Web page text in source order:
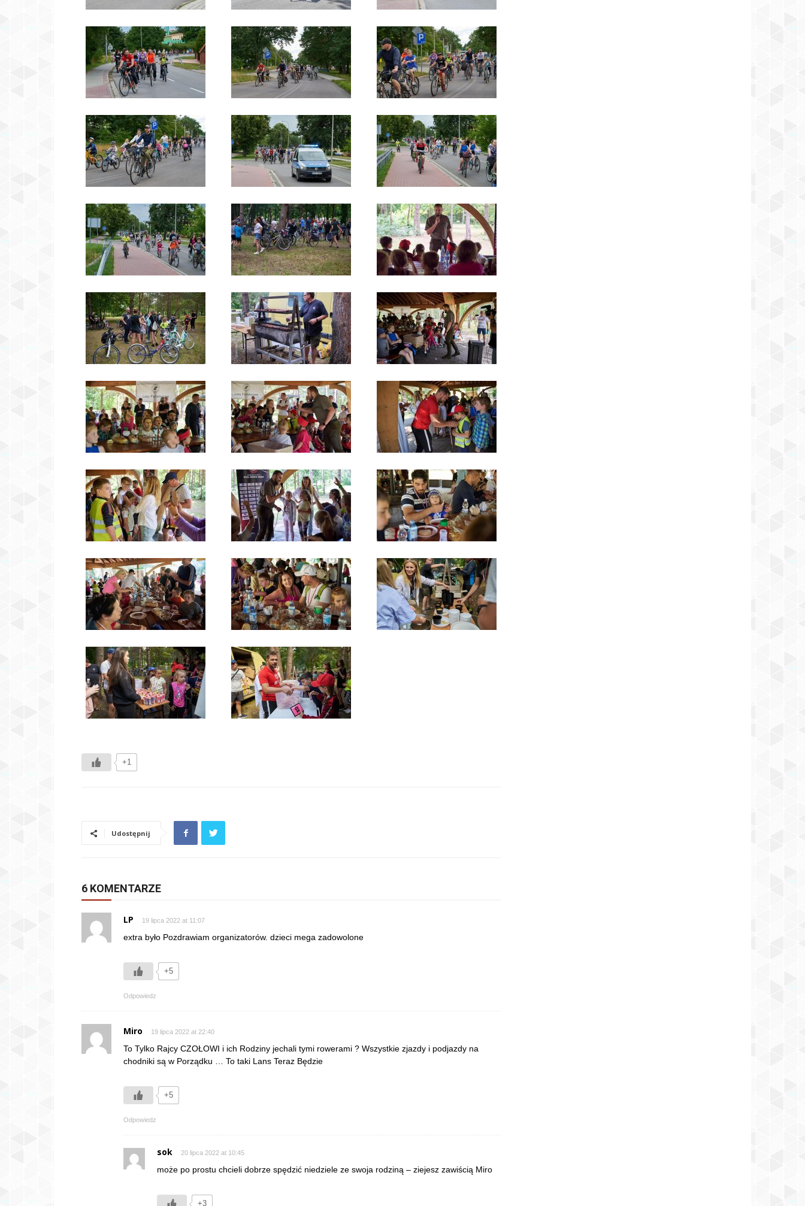
+1
Udostępnij
6 KOMENTARZE
LP 19 lipca 2022 at 11:07
extra było Pozdrawiam organizatorów. dzieci mega zadowolone
+5
Odpowiedz
Miro 19 lipca 2022 at 22:40
To Tylko Rajcy CZOŁOWI i ich Rodziny jechali tymi rowerami ? Wszystkie zjazdy i podjazdy na
chodniki są w Porządku … To taki Lans Teraz Będzie
+5
Odpowiedz
sok 20 lipca 2022 at 10:45
może po prostu chcieli dobrze spędzić niedziele ze swoja rodziną – ziejesz zawiścią Miro
+3